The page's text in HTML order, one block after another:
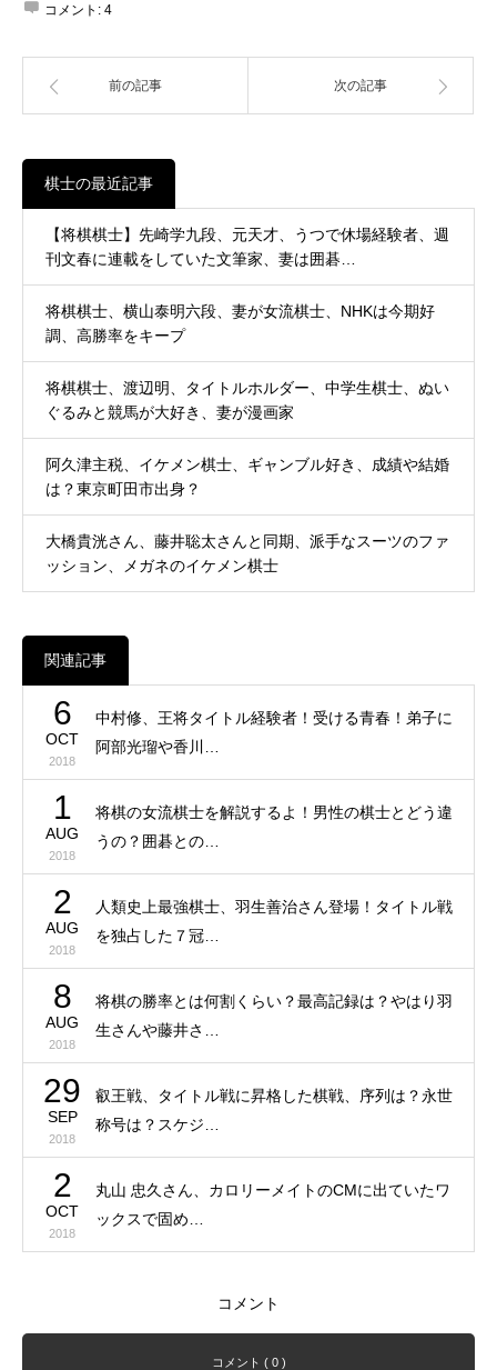
コメント: 4
前の記事 次の記事
棋士の最近記事
【将棋棋士】先崎学九段、元天才、うつで休場経験者、週
刊文春に連載をしていた文筆家、妻は囲碁…
将棋棋士、横山泰明六段、妻が女流棋士、NHKは今期好
調、高勝率をキープ
将棋棋士、渡辺明、タイトルホルダー、中学生棋士、ぬい
ぐるみと競馬が大好き、妻が漫画家
阿久津主税、イケメン棋士、ギャンブル好き、成績や結婚
は？東京町田市出身？
大橋貴洸さん、藤井聡太さんと同期、派手なスーツのファ
ッション、メガネのイケメン棋士
関連記事
6
OCT
2018
中村修、王将タイトル経験者！受ける青春！弟子に
阿部光瑠や香川…
1
AUG
2018
将棋の女流棋士を解説するよ！男性の棋士とどう違
うの？囲碁との…
2
AUG
2018
人類史上最強棋士、羽生善治さん登場！タイトル戦
を独占した７冠…
8
AUG
2018
将棋の勝率とは何割くらい？最高記録は？やはり羽
生さんや藤井さ…
29
SEP
2018
叡王戦、タイトル戦に昇格した棋戦、序列は？永世
称号は？スケジ…
2
OCT
2018
丸山 忠久さん、カロリーメイトのCMに出ていたワ
ックスで固め…
コメント
コメント ( 0 )